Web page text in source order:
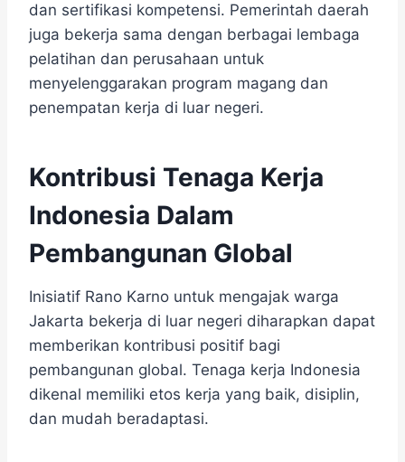
dan sertifikasi kompetensi. Pemerintah daerah
juga bekerja sama dengan berbagai lembaga
pelatihan dan perusahaan untuk
menyelenggarakan program magang dan
penempatan kerja di luar negeri.
Kontribusi Tenaga Kerja
Indonesia Dalam
Pembangunan Global
Inisiatif Rano Karno untuk mengajak warga
Jakarta bekerja di luar negeri diharapkan dapat
memberikan kontribusi positif bagi
pembangunan global. Tenaga kerja Indonesia
dikenal memiliki etos kerja yang baik, disiplin,
dan mudah beradaptasi.